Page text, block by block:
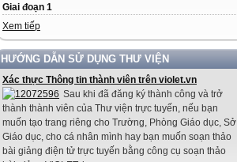
Giai đoạn 1
Xem tiếp
HƯỚNG DẪN SỬ DỤNG THƯ VIỆN
Xác thực Thông tin thành viên trên violet.vn
Sau khi đã đăng ký thành công và trở
thành thành viên của Thư viện trực tuyến, nếu bạn
muốn tạo trang riêng cho Trường, Phòng Giáo dục, Sở
Giáo dục, cho cá nhân mình hay bạn muốn soạn thảo
bài giảng điện tử trực tuyến bằng công cụ soạn thảo